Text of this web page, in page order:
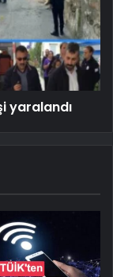
yaralandı